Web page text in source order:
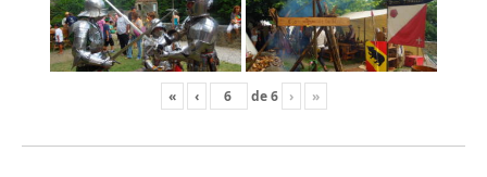
« ‹ de6 › »